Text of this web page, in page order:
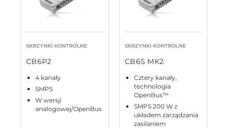
SKRZYNKI KONTROLNE
CB6P2
4 kanały
SMPS
W wersji
analogowej/OpenBus
SKRZYNKI KONTROLNE
CB6S MK2
Cztery kanały,
technologia
OpenBus™
SMPS 200 W z
układem zarządzania
zasilaniem